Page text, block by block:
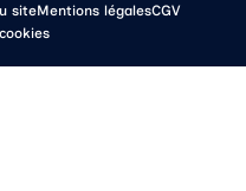
siteMentions légalesCGV